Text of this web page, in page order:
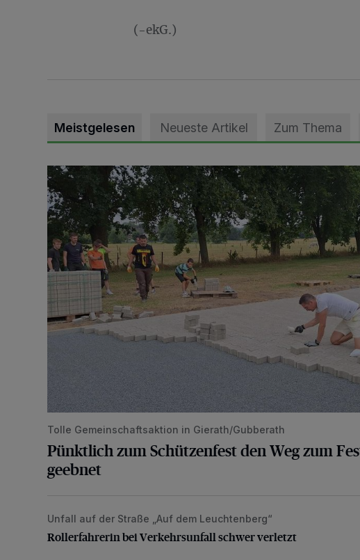
(-ekG.)
Meistgelesen Neueste Artikel Zum Thema
Pünktlich zum Schützenfest den Weg zum Festzelt geebnet
Tolle Gemeinschaftsaktion in Gierath/Gubberath
Pünktlich zum Schützenfest den Weg zum
geebnet
Rollerfahrerin bei Verkehrsunfall schwer verletzt
Unfall auf der Straße „Auf dem Leuchtenberg“
Rollerfahrerin bei Verkehrsunfall schwer verletzt